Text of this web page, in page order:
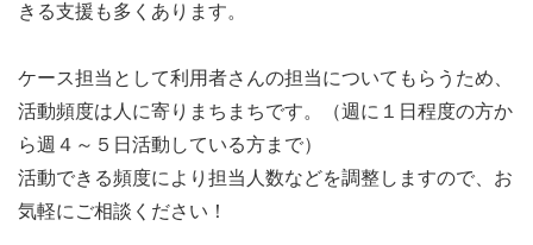
きる支援も多くあります。
ケース担当として利用者さんの担当についてもらうため、
活動頻度は人に寄りまちまちです。（週に１日程度の方か
ら週４～５日活動している方まで）
活動できる頻度により担当人数などを調整しますので、お
気軽にご相談ください！